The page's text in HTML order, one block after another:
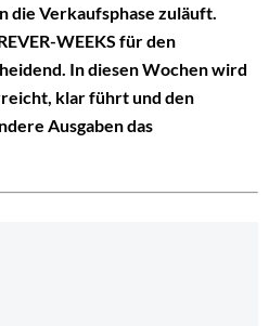
die Verkaufsphase zuläuft.
WEEKS für den
In diesen Wochen wird
klar führt und den
Ausgaben das